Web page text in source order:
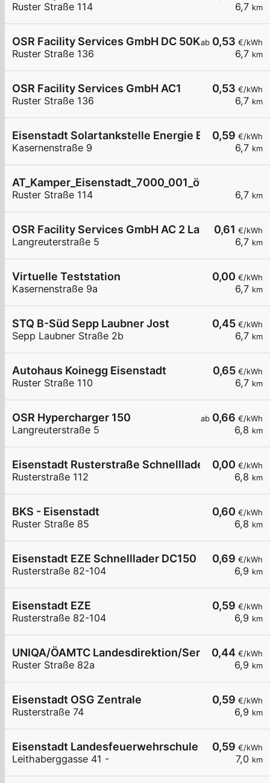
6,7 km
Ruster Straße 114
ab 0,53 €/kWh
6,7 km
OSR Facility Services GmbH DC 50KW
Ruster Straße 136
0,53 €/kWh
6,7 km
OSR Facility Services GmbH AC1
Ruster Straße 136
0,59 €/kWh
6,7 km
Eisenstadt Solartankstelle Energie Burgenland
Kasernenstraße 9
6,7 km
AT_Kamper_Eisenstadt_7000_001_öffentlich
Ruster Straße 114
0,61 €/kWh
6,7 km
OSR Facility Services GmbH AC 2
Langreuterstraße 5
0,00 €/kWh
6,7 km
Virtuelle Teststation
Kasernenstraße 9a
0,45 €/kWh
6,7 km
STQ B-Süd Sepp Laubner Jost
Sepp Laubner Straße 2b
0,65 €/kWh
6,7 km
Autohaus Koinegg Eisenstadt
Ruster Straße 110
ab 0,66 €/kWh
6,8 km
OSR Hypercharger 150
Langreuterstraße 5
0,00 €/kWh
6,8 km
Eisenstadt Rusterstraße Schnelllader EZE
Rusterstraße 112
0,60 €/kWh
6,8 km
BKS - Eisenstadt
Ruster Straße 85
0,69 €/kWh
6,9 km
Eisenstadt EZE Schnelllader DC150
Rusterstraße 82-104
0,59 €/kWh
6,9 km
Eisenstadt EZE
Rusterstraße 82-104
0,44 €/kWh
6,9 km
UNIQA/ÖAMTC Landesdirektion/ServiceCenter
Ruster Straße 82a
0,59 €/kWh
6,9 km
Eisenstadt OSG Zentrale
Rusterstraße 74
0,59 €/kWh
7,0 km
Eisenstadt Landesfeuerwehrschule
Leithaberggasse 41 -